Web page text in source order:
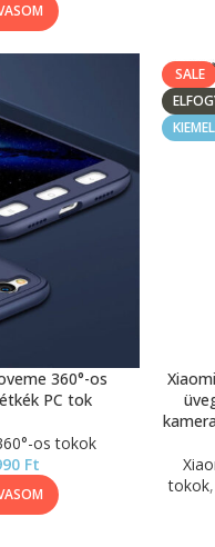
360°-os
PC tok
os tokok
Ft
SALE
tokok,